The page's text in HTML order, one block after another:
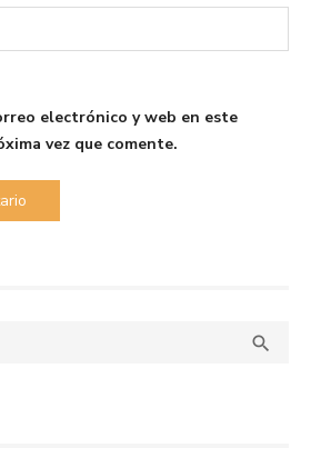
electrónico y web en este
vez que comente.
